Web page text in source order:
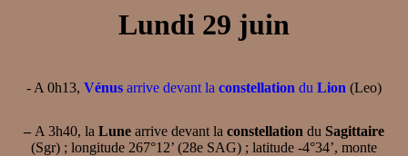
Lundi 29 juin
- A 0h13, Vénus arrive devant la constellation du Lion (Leo)
– A 3h40, la Lune arrive devant la constellation du Sagittaire
(Sgr) ; longitude 267°12’ (28e SAG) ; latitude -4°34’, monte